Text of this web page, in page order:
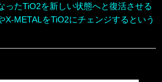
ったTiO2を新しい状態へと復活させる
X-METALをTiO2にチェンジするという